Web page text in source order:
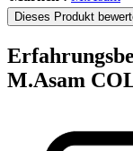
Dieses Produkt
M.Asam